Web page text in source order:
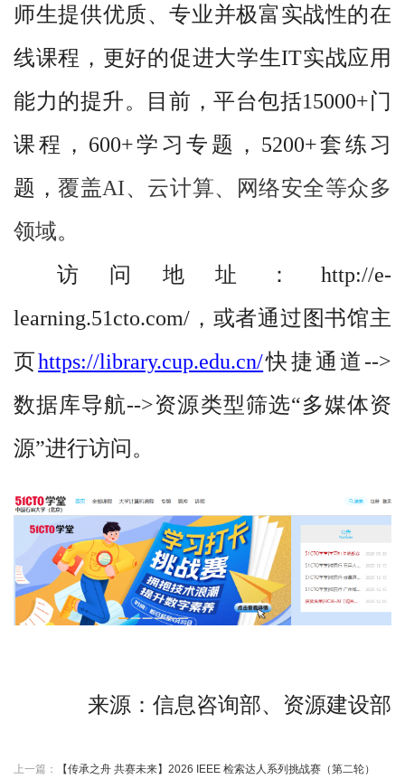
师生提供优质、专业并极富实战性的在
线课程 ，更好的促进大学生IT实战应用
能力的提升。目前，平台包括15000+门
课程，600+学习专题，5200+套练习
题 ，覆盖AI、云计算、网络安全等众多
领域。
访问地址：http://e-
learning.51cto.com/， 或者通过图书馆主
页https://library.cup.edu.cn/快捷通道-->
数据库导航-->资源类型筛选“多媒体资
源”进行访问。
来源：信息咨询部、 资源建设部
上一篇： 【传承之舟 共赛未来】2026 IEEE 检索达人系列挑战赛（第二轮）